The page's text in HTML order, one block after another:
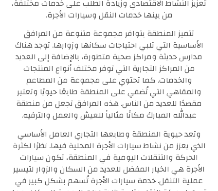
تعزيز النشاط الاقتصادي وزيادة الطلب على خدمات مختلفة،
من بينها خدمات النقل وسيارات الأجرة.
تتميز المنطقة بتوافر مجموعة متنوعة من المرافق
الأساسية التي تلبي احتياجات سكانها وزوارها. توجد هناك
مدارس حديثة ومراكز صحية متطورة، بالإضافة إلى العديد
من المراكز التجارية التي توفر مختلف أنواع المنتجات
والخدمات. كما تحتوي على مجموعة من المطاعم
والمقاهي التي تُضفي على المنطقة طابعًا حيويًا وتعتبر
مقصدًا للعديد من الناس. هذه المرافق تجعل من منطقة
عبدالله المبارك مكانًا مثالياً للعيش والعمل والترفيه.
وتعد حيوية المنطقة وطابعها التجاري العامل الأساسي
الذي يعزز من نشاط سيارات الأجرة المحلية فيها. نظرًا لكثرة
الحركة والتنقلات اليومية في المنطقة، تكون سيارات
الأجرة هي الخيار المفضل للعديد من السكان والزوار لتيسير
عملية التنقل. خدمة سيارات الأجرة تُسهم بشكل كبير في